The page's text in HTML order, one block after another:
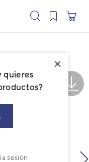
quieres
sesión